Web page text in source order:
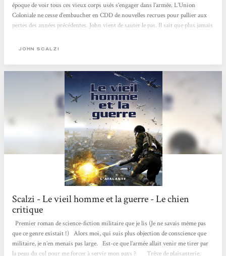
époque de voir tous ces vieux corps usés s’engager dans l’armée. L’Union
Coloniale ne cesse d’embaucher en CDD de nouvelles recrues pour pallier aux
pertes des années précédentes. John vient de sauter le pas. Il sait que plus jamais
faible mais ressentir, ne serait-ce qu’une journée, la force et la beauté de sa
JOHN SCALZI
Scalzi - Le vieil homme et la guerre - Le chien
critique
Premier roman de science-fiction militaire que je lis (Je ne savais même pas
que ce genre existait !) Alors moi, qui suis plus objection de conscience que
militaire, je n’en menais pas large. Est-ce que l’armée allait venir me tirer par
la peau du cul pour me forcer à servir mon pays ? Trêve de plaisanterie,